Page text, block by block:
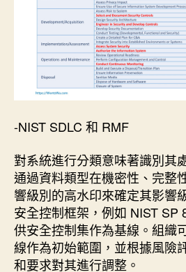
-NIST SDLC 和 RMF
對系統進行分類意味著識別其
通過資料類型在機密性、完整
響級別的高水印來確定其影響
安全控制框架，例如 NIST SP
供安全控制集作為基線。組織
線作為初始範圍，並根據風險
和要求對其進行調整。